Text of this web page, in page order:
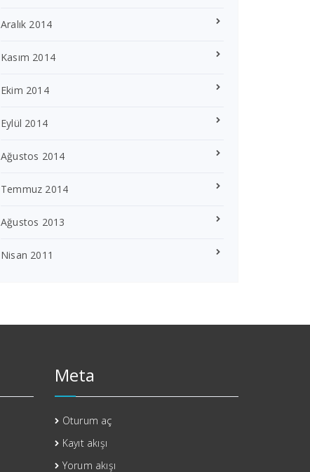
Aralık 2014
Kasım 2014
Ekim 2014
Eylül 2014
Ağustos 2014
Temmuz 2014
Ağustos 2013
Nisan 2011
Meta
Oturum aç
Kayıt akışı
Yorum akışı